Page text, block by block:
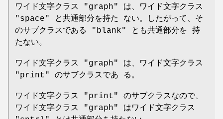
ワイド文字クラス "graph" は、ワイド文字クラス
"space" と共通部分を持た ない。したがって、そ
のサブクラスである "blank" とも共通部分を 持
たない。
ワイド文字クラス "graph" は、ワイド文字クラス
"print" のサブクラスであ る。
ワイド文字クラス "print" のサブクラスなので、
ワイド文字クラス "graph" はワイド文字クラス